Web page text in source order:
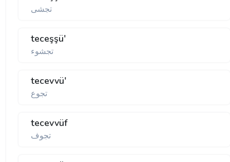
تجشی
teceşşü'
تجشوء
tecevvü'
تجوع
tecevvüf
تجوف